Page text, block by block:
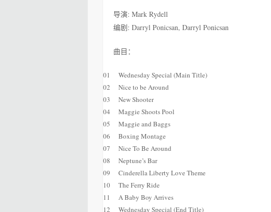
导演: Mark Rydell
编剧: Darryl Ponicsan, Darryl Ponicsan
曲目：
01 Wednesday Special (Main Title)
02
Nice to be Around
03
New Shooter
04
Maggie Shoots Pool
05
Maggie and Baggs
06
Boxing Montage
07
Nice To Be Around
08
Neptune’s Bar
09
Cinderella Liberty Love Theme
10
The Ferry Ride
11
A Baby Boy Arrives
12
Wednesday Special (End Title)